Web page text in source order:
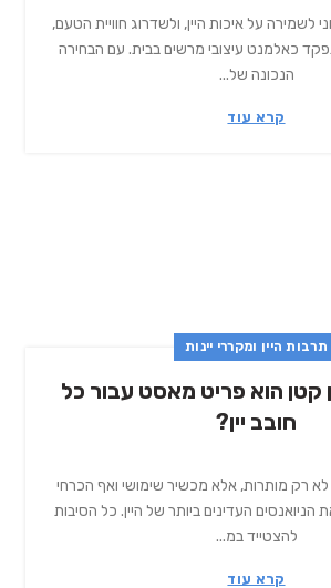
לשמירה על איכות היין, ולשדרוג חוויית הטעם,
כאלמנט עיצובי מרשים בבית. עם הבחירה
הנכונה של...
קרא עוד
תרבות היין ומקררי יינות
קטן הוא פריט מאסט עבור כל
חובב יין?
לא רק מותרות, אלא מכשיר שימושי ואף הכרחי
העדינים ביותר של היין. כל הסיבות
להצטייד במ...
קרא עוד